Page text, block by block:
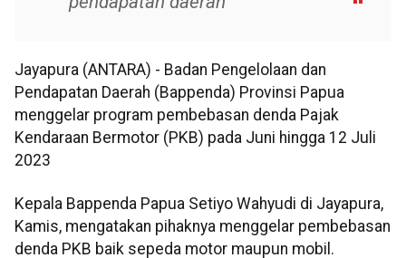
Jayapura (ANTARA) - Badan Pengelolaan dan
Pendapatan Daerah (Bappenda) Provinsi Papua
menggelar program pembebasan denda Pajak
Kendaraan Bermotor (PKB) pada Juni hingga 12 Juli
2023
Kepala Bappenda Papua Setiyo Wahyudi di Jayapura,
Kamis, mengatakan pihaknya menggelar pembebasan
denda PKB baik sepeda motor maupun mobil.